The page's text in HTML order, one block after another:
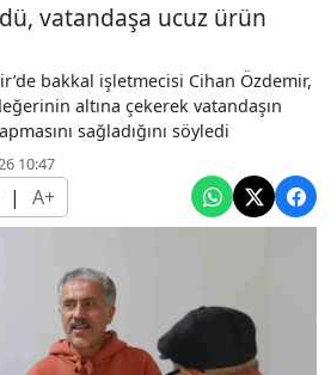
vatandaşa ucuz ürün
bakkal işletmecisi Cihan Özdemir,
altına çekerek vatandaşın
sağladığını söyledi
10:47
| A+